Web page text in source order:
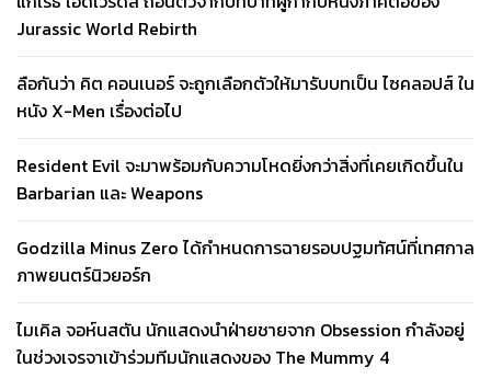
Jurassic World Rebirth
ลือกันว่า คิต คอนเนอร์ จะถูกเลือกตัวให้มารับบทเป็น ไซคลอปส์ ใน
หนัง X-Men เรื่องต่อไป
Resident Evil จะมาพร้อมกับความโหดยิ่งกว่าสิ่งที่เคยเกิดขึ้นใน
Barbarian และ Weapons
Godzilla Minus Zero ได้กำหนดการฉายรอบปฐมทัศน์ที่เทศกาล
ภาพยนตร์นิวยอร์ก
ไมเคิล จอห์นสตัน นักแสดงนำฝ่ายชายจาก Obsession กำลังอยู่
ในช่วงเจรจาเข้าร่วมทีมนักแสดงของ The Mummy 4